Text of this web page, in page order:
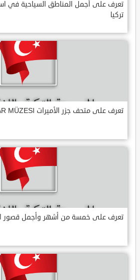
تعرف على أجمل المناطق السياحية في
تركيا
تعرف على متحف جزر الأميرات ADALAR MÜZESI
تعرف على خمسة من أشهر وأجمل قصور